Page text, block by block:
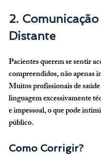
2.
Distante
Pacientes querem se sentir
compreendidos, não apenas
Muitos profissionais de
linguagem excessivamente
e impessoal, o que pode
público.
Como Corrigir?